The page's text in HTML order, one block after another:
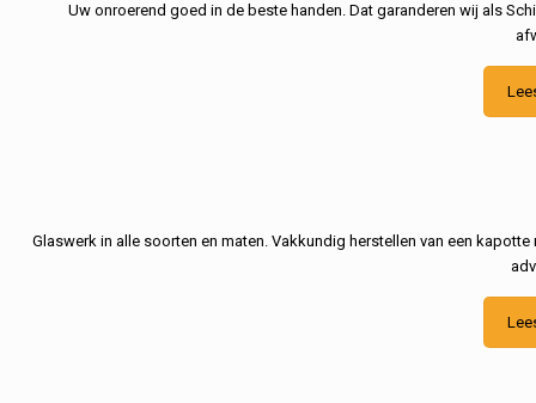
Uw onroerend goed in de beste handen. Dat garanderen wij als
Glaswerk in alle soorten en maten. Vakkundig herstellen van een